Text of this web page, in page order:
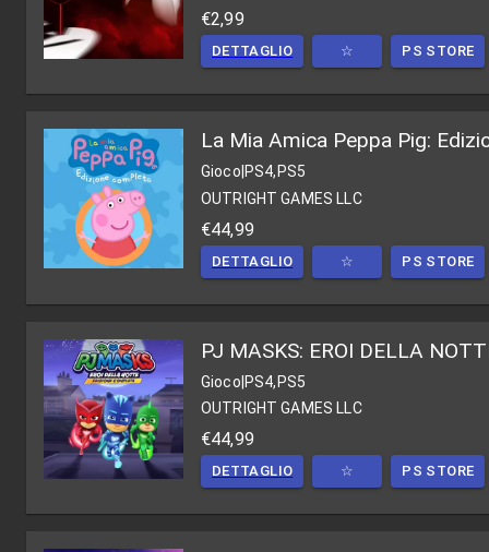
€2,99
DETTAGLIO ☆ PS STORE
La Mia Amica Peppa Pig:
Gioco PS4,PS5
OUTRIGHT GAMES LLC
€44,99
DETTAGLIO ☆ PS STORE
PJ MASKS: EROI DELLA
Gioco|PS4,PS5
OUTRIGHT GAMES LLC
€44,99
DETTAGLIO ☆ PS STORE